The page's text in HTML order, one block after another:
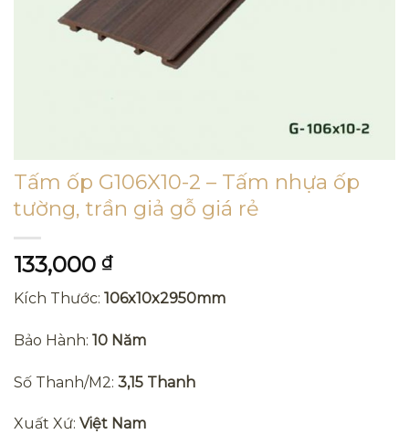
Tấm ốp G106X10-2 – Tấm nhựa ốp
tường, trần giả gỗ giá rẻ
133,000 ₫
Kích Thước: 106x10x2950mm
Bảo Hành: 10 Năm
Số Thanh/M2: 3,15 Thanh
Xuất Xứ: Việt Nam